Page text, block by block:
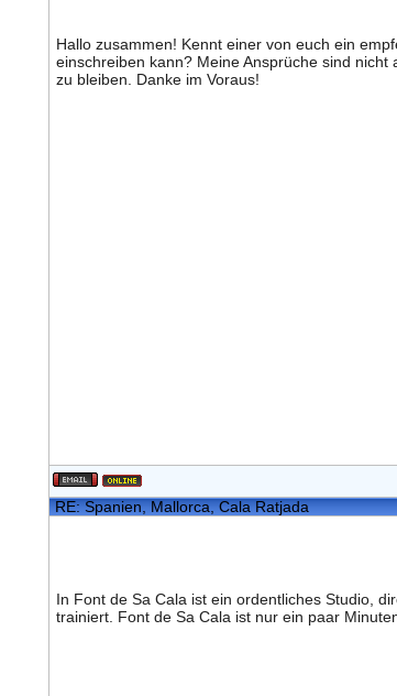
Hallo zusammen! Kennt einer von euch ein
einschreiben kann? Meine Ansprüche sind
zu bleiben. Danke im Voraus!
RE: Spanien, Mallorca, Cala Ratjada
In Font de Sa Cala ist ein ordentliches Studio,
trainiert. Font de Sa Cala ist nur ein paar